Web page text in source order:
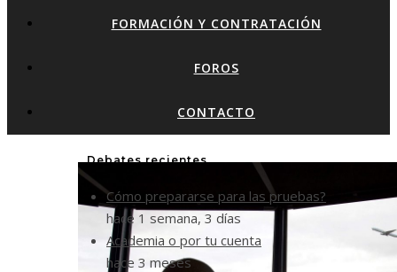
FORMACIÓN Y CONTRATACIÓN
FOROS
CONTACTO
Debates recientes
Cómo prepararse para las pruebas?
hace 1 semana, 3 días
Academia o por tu cuenta
hace 3 meses